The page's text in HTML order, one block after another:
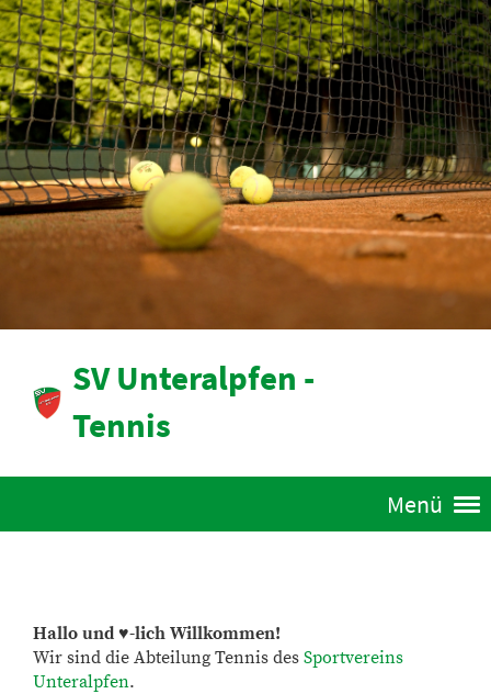
SV Unteralpfen -
Tennis
Menü
Hallo und ♥-lich Willkommen!
Wir sind die Abteilung Tennis des Sportvereins
Unteralpfen.